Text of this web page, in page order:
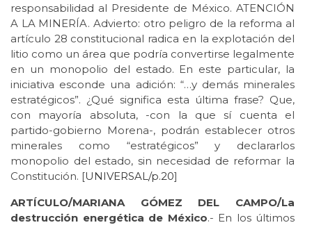
responsabilidad al Presidente de México. ATENCIÓN
A LA MINERÍA. Advierto: otro peligro de la reforma al
artículo 28 constitucional radica en la explotación del
litio como un área que podría convertirse legalmente
en un monopolio del estado. En este particular, la
iniciativa esconde una adición: “…y demás minerales
estratégicos”. ¿Qué significa esta última frase? Que,
con mayoría absoluta, -con la que sí cuenta el
partido-gobierno Morena-, podrán establecer otros
minerales como “estratégicos” y declararlos
monopolio del estado, sin necesidad de reformar la
Constitución. [UNIVERSAL/p.20]
ARTÍCULO/MARIANA GÓMEZ DEL CAMPO/La
destrucción energética de México.- En los últimos